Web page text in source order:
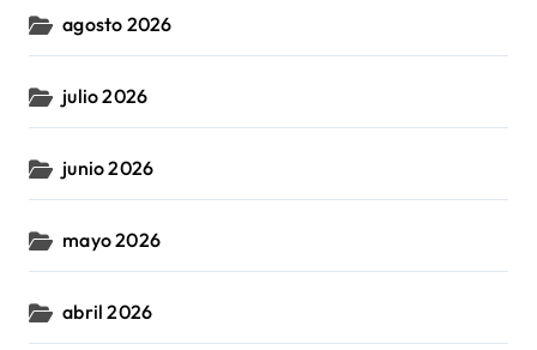
agosto 2026
julio 2026
junio 2026
mayo 2026
abril 2026